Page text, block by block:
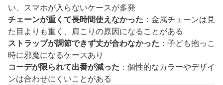
い、スマホが入らないケースが多発
チェーンが重くて長時間使えなかった ：金属チェーンは見
た目よりも重く、肩こりの原因になることがある
ストラップが調節できず丈が合わなかった ：子ども抱っこ
時に邪魔になるケースあり
コーデが限られて出番が減った ：個性的なカラーやデザイ
ンは合わせにくいことがある